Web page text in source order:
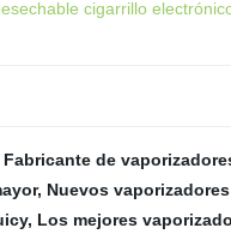
cigarrillo
Fabricante de
, Nuevos
, Los mejores